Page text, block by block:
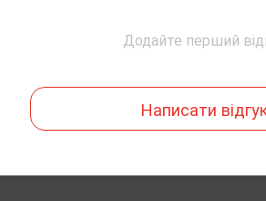
Додайте перший
Написати